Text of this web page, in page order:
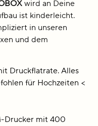
wird an Deine
ist kinderleicht.
in unseren
und dem
Druckflatrate. Alles
für Hochzeiten <
Drucker mit 400